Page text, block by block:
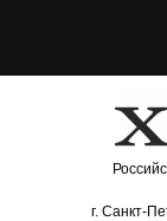
г. Санкт-